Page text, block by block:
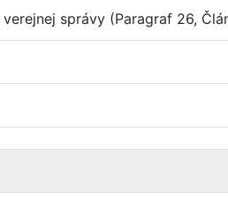
správy (Paragraf 26,